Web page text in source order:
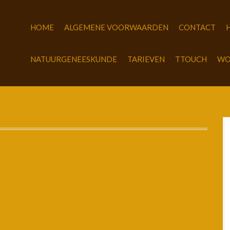
HOME ALGEMENE VOORWAARDEN CONTACT
NATUURGENEESKUNDE TARIEVEN TTOUCH